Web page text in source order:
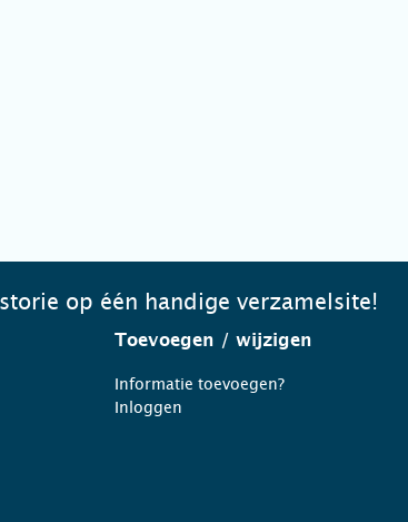
op één handige verzamelsite!
Toevoegen / wijzigen
Informatie toevoegen?
Inloggen